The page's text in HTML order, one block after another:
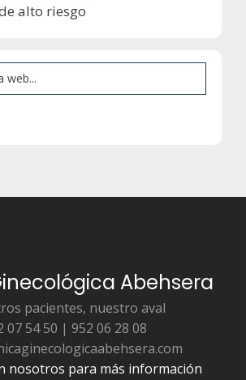
alto riesgo
Abehsera
pacientes, nuestro aval
07 54 50 | 952 06 28 08
nosotros para más información